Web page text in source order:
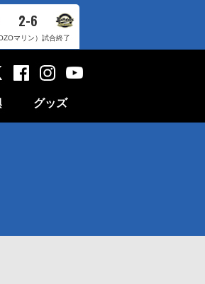
2-6
マリン） 試合終了
グッズ